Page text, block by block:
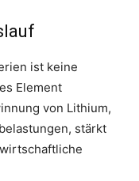
ist keine
Element
von Lithium,
stärkt